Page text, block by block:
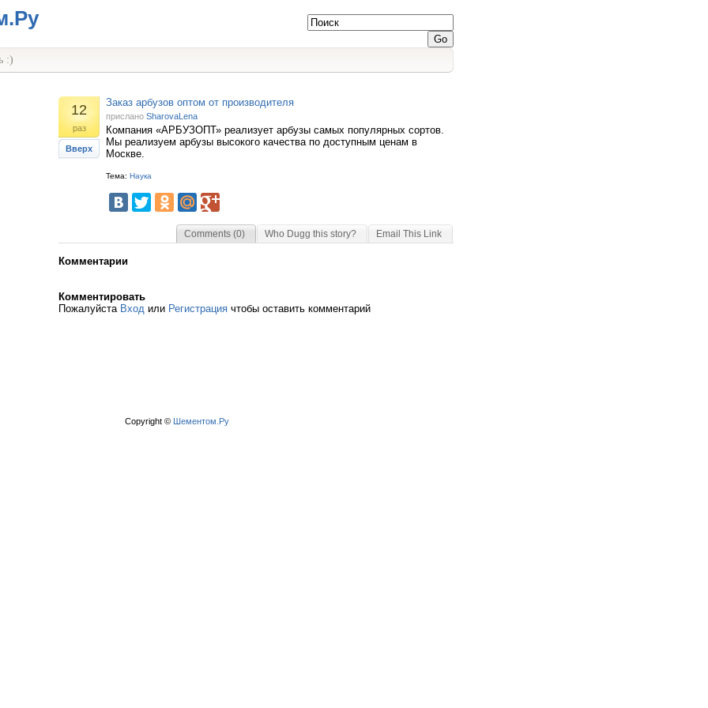
:)
12
раз
Вверх
Заказ арбузов оптом от производителя
прислано SharovaLena
Компания «АРБУЗОПТ» реализует арбузы самых популярных сортов.
Мы реализуем арбузы высокого качества по доступным ценам в
Москве.
Тема: Наука
Comments (0) Who Dugg this story? Email This Link
Комментарии
Комментировать
Пожалуйста Вход или Регистрация чтобы оставить комментарий
Copyright © Шементом.Ру